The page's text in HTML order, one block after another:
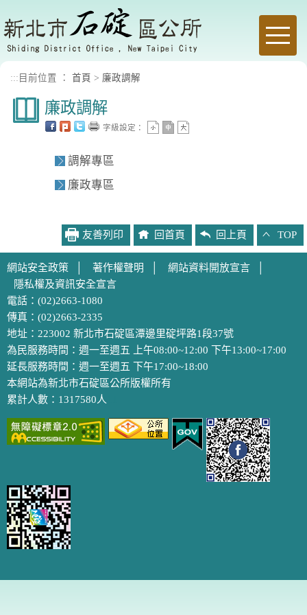
Toggle
::: 目前位置 ： 首頁 > 廉政調解
廉政調解
字級設定：
調解專區
廉政專區
友善列印 回首頁 回上頁 TOP
網站安全政策 著作權聲明 網站資料開放宣言
隱私權及資訊安全宣言
電話：(02)2663-1080
傳真：(02)2663-2335
地址：223002 新北市石碇區潭邊里碇坪路1段37號
為民服務時間：週一至週五 上午08:00~12:00 下午13:00~17:00
延長服務時間：週一至週五 下午17:00~18:00
本網站為新北市石碇區公所版權所有
累計人數：1317580人